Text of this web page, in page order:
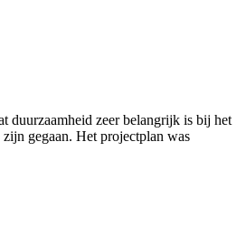
duurzaamheid zeer belangrijk is bij het
gegaan. Het projectplan was